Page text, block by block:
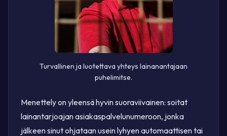
Turvallinen ja luotettava yhteys lainanantajaan
puhelimitse.
Menettely on yleensä hyvin suoraviivainen: soitat
lainantarjoajan asiakaspalvelunumeroon, jonka
jälkeen sinut ohjataan usein lyhyen automaattisen tai